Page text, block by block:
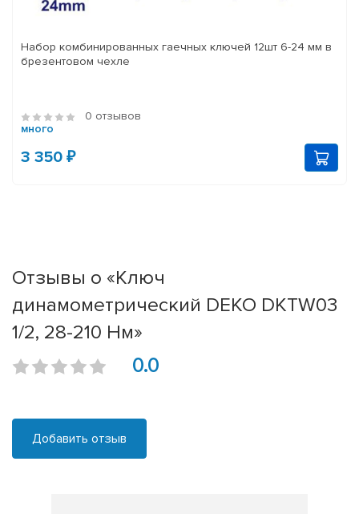
Набор комбинированных гаечных ключей 12шт 6-24 мм в
брезентовом чехле
0 отзывов
много
3 350 ₽
Отзывы о «Ключ
динамометрический DEKO DKTW03
1/2, 28-210 Нм»
0.0
Добавить отзыв